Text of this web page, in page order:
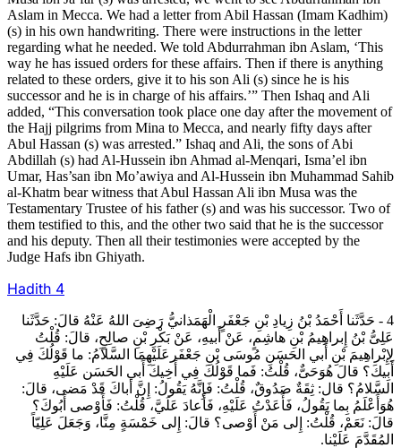
Aslam in Mecca. We had a letter from Abil Hassan (Imam Kadhim)
(s) in his own handwriting. There were instructions in the letter
regarding what he needed. We told Abdurrahman ibn Aslam, ‘This
way he has issued orders for these affairs. Then if there is anything
related to these orders, give it to his son Ali (s) since he is his
successor and he is in charge of his affairs.’” Then Ishaq and Ali
added, “This conversation took place one day after the movement of
the Hajj pilgrims from Mina to Mecca, and nearly fifty days after
Abul Hassan (s) was arrested.” Ishaq and Ali, the sons of Abi
Abdillah (s) had Al-Hussein ibn Ahmad al-Menqari, Isma’el ibn
Umar, Has’san ibn Mo’awiya and Al-Hussein ibn Muhammad Sahib
al-Khatm bear witness that Abul Hassan Ali ibn Musa was the
Testamentary Trustee of his father (s) and was his successor. Two of
them testified to this, and the other two said that he is the successor
and his deputy. Then all their testimonies were accepted by the
Judge Hafs ibn Ghiyath.
Hadith 4
4 - حَدَّثَنا أَحْمَدُ بْنُ زِيادِ بْنِ جَعْفَرٍ الْهَمَذانيُّ رَضِىَ اللهُ عَنْهُ قالَ: حَدَّثَنا
عَلِىُّ بْنُ إِبراهِيمُ بْنِ هاشِمٍ، عَنْ أَبيهِ، عَنْ بَكْرِ بْنِ صالِحٍ، قالَ: قُلْتُ
لِإِبْراهِيمَ بْنِ أَبي الحَسَنِ مُوسَى بْنِ جَعْفَرعَلَيْهِمَا السَّلاَمُ: ما قَوْلُكَ فِي
أَبِيكَ؟ قالَ هُوَحَىٌّ، قُلْتُ: فَما قَوْلُكَ فِي أَخِيكَ أَبي الحَسَن‏ عَلَيْهِ
السَّلامُ؟ قال: ثِقَةٌ صَدُوقٌ، قُلْتُ: فَإِنَّهُ يَقُولُ: إِنَّ أباكَ قَدْ مَضى‏، قالَ:
هُوَأَعْلَمُ بِما يَقُولُ، فَأَعَدْتُ عَلَيْهِ، فَأَعادَ عَلَيَّ، قُلْتُ: فَأَوْصى‏ أَبُوكَ؟
قالَ: نَعَمْ، قُلْتُ: إِلى‏ مَنْ أَوْصى‏؟ قالَ: إِلى خَمْسَةٍ مِنَّا، وَجَعَلَ عَلِيّاً
المُقَدَّمَ عَلَيْنا.